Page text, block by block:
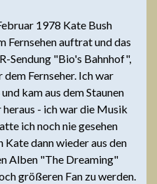
1978 Kate Bush
Fernsehen auftrat und das
Sendung "Bio's Bahnhof",
dem Fernseher. Ich war
kam aus dem Staunen
heraus - ich war die Musik
ich noch nie gesehen
dann wieder aus den
Alben "The Dreaming"
größeren Fan zu werden.